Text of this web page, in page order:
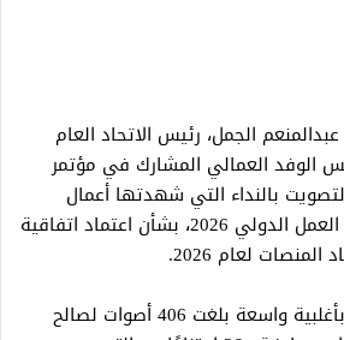
الجمل، رئيس الاتحاد العام
الوفد العمالي المشارك في مؤتمر
بالنداء التي شهدتها أعمال
الدورة (114) من مؤتمر العمل الدولي 2026، بشأن اعتماد اتفاقية
لعام 2026.
وجاءت نتيجة التصويت بأغلبية واسعة بلغت 406 أصوات لصالح